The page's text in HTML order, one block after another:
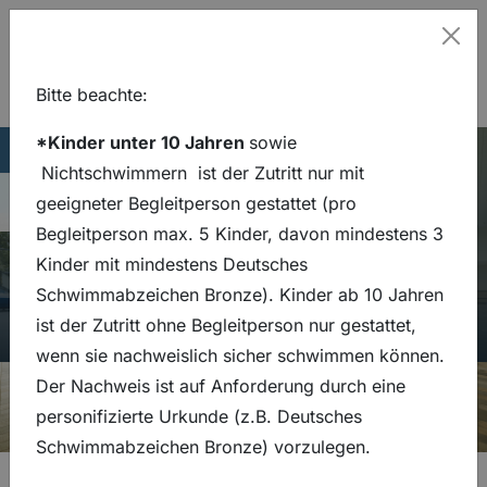
Zum Hauptinhalt springen
Zur Hauptnavigation springen
Navigation
05341 839 4455
stadtbad@bsf-sz.de
Badevergnügen für die
ganze Familie
Bitte beachte:
*Kinder unter 10 Jahren sowie
Nichtschwimmern ist der Zutritt nur mit
geeigneter Begleitperson gestattet (pro
Begleitperson max. 5 Kinder, davon mindestens 3
Kinder mit mindestens Deutsches
Schwimmabzeichen Bronze). Kinder ab 10 Jahren
ist der Zutritt ohne Begleitperson nur gestattet,
wenn sie nachweislich sicher schwimmen können.
Der Nachweis ist auf Anforderung durch eine
personifizierte Urkunde (z.B. Deutsches
Schwimmabzeichen Bronze) vorzulegen.